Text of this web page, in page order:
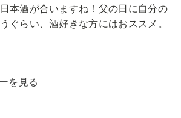
本酒が合いますね！父の日に自分の
ぐらい、酒好きな方にはおススメ。
を見る